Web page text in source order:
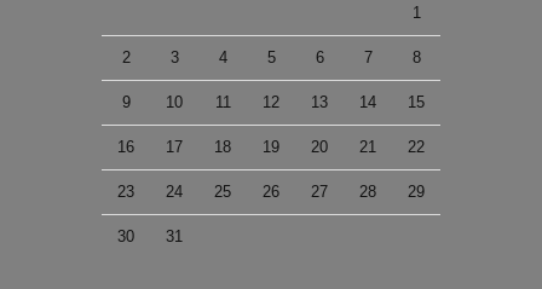
1
2 3 4 5 6 7 8
9 10 11 12 13 14 15
16 17 18 19 20 21 22
23 24 25 26 27 28 29
30 31